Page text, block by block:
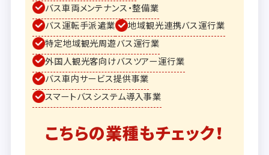
バス車両メンテナンス・整備業
バス運転手派遣業
地域観光連携バス運行業
特定地域観光周遊バス運行業
外国人観光客向けバスツアー運行業
バス車内サービス提供事業
スマートバスシステム導入事業
こちらの業種もチェック！